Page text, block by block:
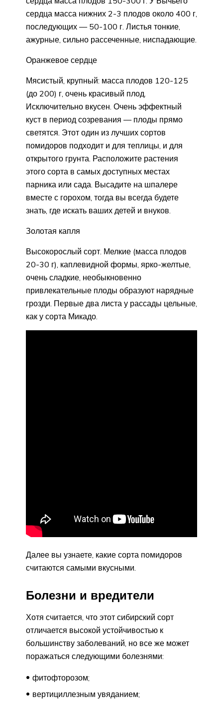
сердца масса нижних 2-3 плодов около 400 г,
последующих — 50-100 г. Листья тонкие,
ажурные, сильно рассеченные, ниспадающие.
Оранжевое сердце
Мясистый, крупный: масса плодов 120-125
(до 200) г, очень красивый плод.
Исключительно вкусен. Очень эффектный
куст в период созревания — плоды прямо
светятся. Этот один из лучших сортов
помидоров подходит и для теплицы, и для
открытого грунта. Расположите растения
этого сорта в самых доступных местах
парника или сада. Высадите на шпалере
вместе с горохом, тогда вы всегда будете
знать, где искать ваших детей и внуков.
Золотая капля
Высокорослый сорт. Мелкие (масса плодов
20-30 г), каплевидной формы, ярко-желтые,
очень сладкие, необыкновенно
привлекательные плоды образуют нарядные
грозди. Первые два листа у рассады цельные,
как у сорта Микадо.
Далее вы узнаете, какие сорта помидоров
считаются самыми вкусными.
Болезни и вредители
Хотя считается, что этот сибирский сорт
отличается высокой устойчивостью к
большинству заболеваний, но все же может
поражаться следующими болезнями:
фитофторозом;
вертициллезным увяданием;